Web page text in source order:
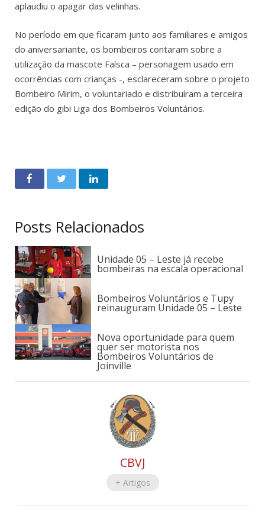
aplaudiu o apagar das velinhas.
No período em que ficaram junto aos familiares e amigos
do aniversariante, os bombeiros contaram sobre a
utilização da mascote Faísca – personagem usado em
ocorrências com crianças -, esclareceram sobre o projeto
Bombeiro Mirim, o voluntariado e distribuíram a terceira
edição do gibi Liga dos Bombeiros Voluntários.
Posts Relacionados
Unidade 05 – Leste já recebe
bombeiras na escala operacional
Bombeiros Voluntários e Tupy
reinauguram Unidade 05 – Leste
Nova oportunidade para quem
quer ser motorista nos
Bombeiros Voluntários de
Joinville
CBVJ
+ Artigos